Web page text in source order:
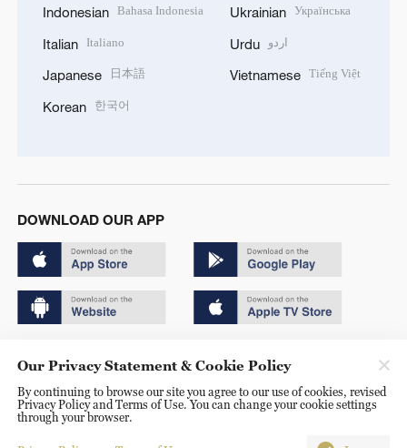
Indonesian Bahasa Indonesia
Italian Italiano
Japanese 日本語
Korean 한국어
Ukrainian Українська
Urdu اردو
Vietnamese Tiếng Việt
DOWNLOAD OUR APP
京ICP备20000184号
京公网安备 11010502050052号
Disinformation report hotline: 010-85061466
Our Privacy Statement & Cookie Policy
By continuing to browse our site you agree to our use of cookies, revised
Privacy Policy and Terms of Use. You can change your cookie settings
through your browser.